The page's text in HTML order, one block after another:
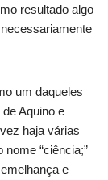
resultado algo
um daqueles
Aquino e
haja várias
“ciência;”
e